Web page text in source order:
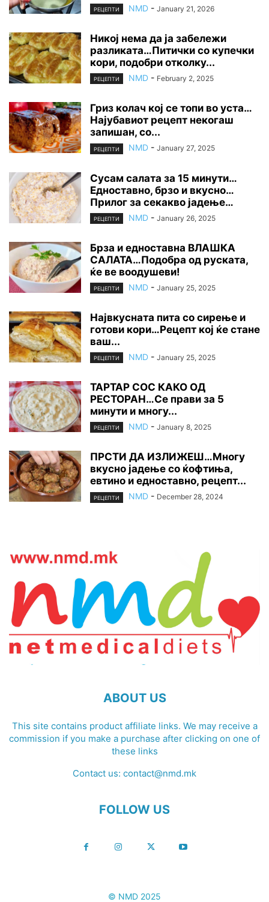
РЕЦЕПТИ NMD - January 21, 2026
Никој нема да ја забележи
разликата…Питички со купечки
кори, подобри отколку...
РЕЦЕПТИ NMD - February 2, 2025
Гриз колач кој се топи во уста…
Најубавиот рецепт некогаш
запишан, со...
РЕЦЕПТИ NMD - January 27, 2025
Сусам салата за 15 минути…
Едноставно, брзо и вкусно…
Прилог за секакво јадење…
РЕЦЕПТИ NMD - January 26, 2025
Брза и едноставна ВЛАШКА
САЛАТА…Подобра од руската,
ќе ве воодушеви!
РЕЦЕПТИ NMD - January 25, 2025
Највкусната пита со сирење и
готови кори…Рецепт кој ќе стане
ваш...
РЕЦЕПТИ NMD - January 25, 2025
ТАРТАР СОС КАКО ОД
РЕСТОРАН…Се прави за 5
минути и многу...
РЕЦЕПТИ NMD - January 8, 2025
ПРСТИ ДА ИЗЛИЖЕШ…Многу
вкусно јадење со ќофтиња,
евтино и едноставно, рецепт...
РЕЦЕПТИ NMD - December 28, 2024
ABOUT US
This site contains product affiliate links. We may receive a
commission if you make a purchase after clicking on one of
these links
Contact us: contact@nmd.mk
FOLLOW US
© NMD 2025